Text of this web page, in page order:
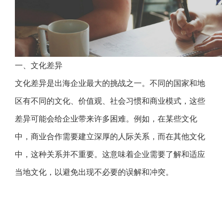
一、文化差异
文化差异是出海企业最大的挑战之一。不同的国家和地
区有不同的文化、价值观、社会习惯和商业模式，这些
差异可能会给企业带来许多困难。例如，在某些文化
中，商业合作需要建立深厚的人际关系，而在其他文化
中，这种关系并不重要。这意味着企业需要了解和适应
当地文化，以避免出现不必要的误解和冲突。